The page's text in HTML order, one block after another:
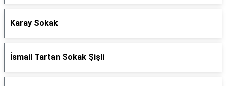
Karay Sokak
İsmail Tartan Sokak Şişli